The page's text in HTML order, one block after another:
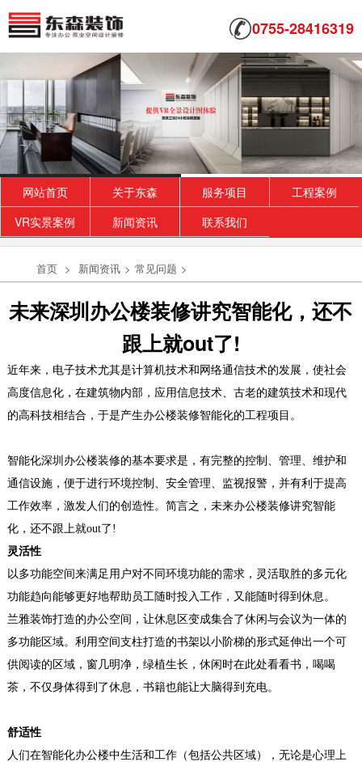
0755-28416319
网站首页 关于东森 服务项目
工程案例
VR实景案例
新闻资讯 联系我们
首页 > 新闻资讯 > 常见问题 >
未来深圳办公楼装修讲究智能化，还不
跟上就out了!
近年来，电子技术尤其是计算机技术和网络通信技术的发展，使社会
高度信息化，在建筑物内部，应用信息技术、古老的建筑技术和现代
的高科技相结合，于是产生办公楼装修智能化的工程项目。
智能化深圳办公楼装修的基本要求是，有完整的控制、管理、维护和
通信设施，便于进行环境控制、安全管理、监视报警，并有利于提高
工作效率，激发人们的创造性。简言之，未来办公楼装修讲究智能
化，还不跟上就out了 !
灵活性
以多功能空间来满足用户对不同环境功能的需求，灵活取胜的多元化
功能趋向能够更好地帮助员工随时投入工作，又能随时得到休息。
兰雅装饰打造的办公空间，让休息区变成集合了休闲与会议为一体的
多功能区域。利用空间支柱打造的书架以小阶梯的形式延伸出一个可
供阅读的区域，窗几明净，绿植生长，休闲时在此处看看书，喝喝
茶，不仅身体得到了休息，书籍也能让大脑得到充电。
舒适性
人们在智能化办公楼中生活和工作（包括公共区域），无论是心理上